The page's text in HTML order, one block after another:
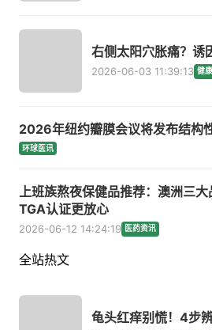
右侧太阳穴胀痛？诱
2026-06-03 11:39:13 健
2026年纽约瓣膜会议将发布结构
环球医讯
上班族熬夜保健品推荐：澳洲三大
TGA认证更放心
2026-06-12 14:24:19 医药资讯
全站热文
龟头红痒别慌！4步